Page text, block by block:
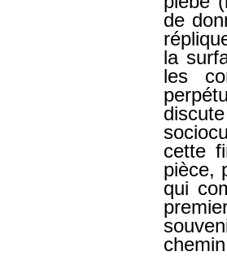
de
la
les
cette
pièce,
qui